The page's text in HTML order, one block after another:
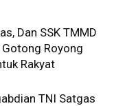
Dan SSK TMMD
Royong
Rakyat
TNI Satgas